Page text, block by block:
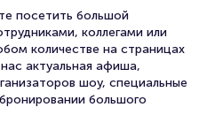
посетить большой
коллегами или
количестве на страницах
актуальная афиша,
шоу, специальные
большого